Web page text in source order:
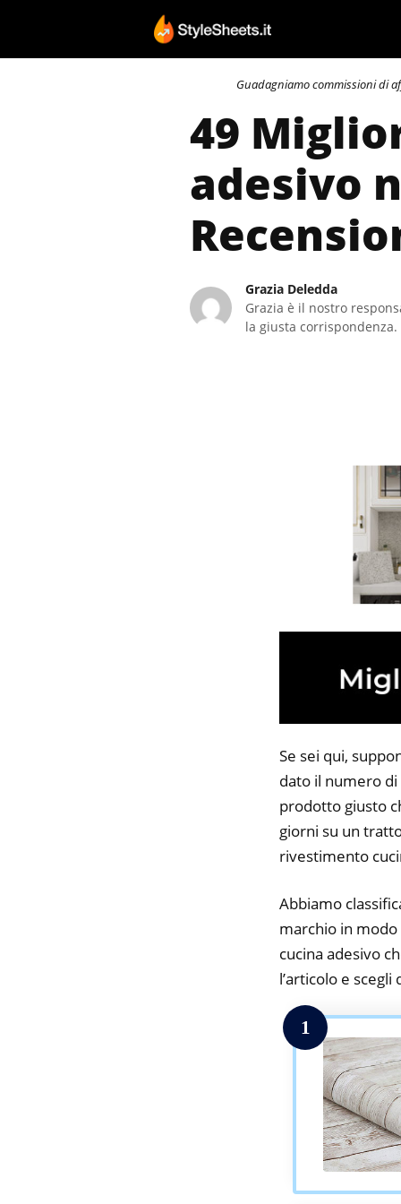
contenuto
Guadagniamo commissioni di
49
adesivo
Grazia Deledda
Grazia è il nostro
la giusta
Se sei qui,
dato il numero
prodotto giusto
giorni su un
rivestimento
Abbiamo
marchio in
cucina adesivo
l’articolo e
1